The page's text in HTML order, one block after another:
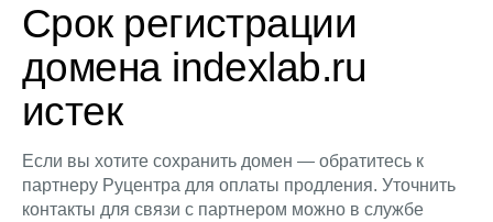
Срок регистрации
домена indexlab.ru
истек
Если вы хотите сохранить домен — обратитесь к
партнеру Руцентра для оплаты продления. Уточнить
контакты для связи с партнером можно в службе